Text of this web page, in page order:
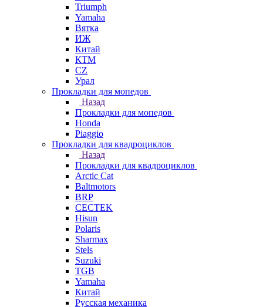
Triumph
Yamaha
Вятка
ИЖ
Китай
КТМ
СZ
Урал
Прокладки для мопедов
Назад
Прокладки для мопедов
Honda
Piaggio
Прокладки для квадроциклов
Назад
Прокладки для квадроциклов
Arctic Cat
Baltmotors
BRP
CECTEK
Hisun
Polaris
Sharmax
Stels
Suzuki
TGB
Yamaha
Китай
Русская механика